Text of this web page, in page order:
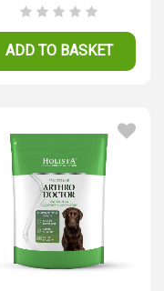
ADD TO BASKET